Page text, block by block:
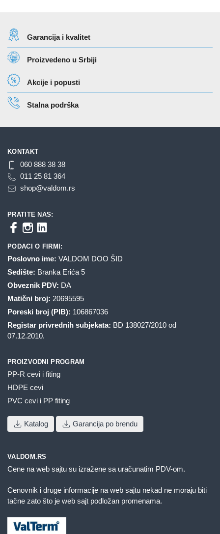
varijanti.
Opcije
mogu
biti
izabrane
na
stranici
proizvoda.
Garancija i kvalitet
Proizvedeno u Srbiji
Akcije i popusti
Stalna podrška
KONTAKT
060 888 38 38
011 25 81 364
shop@valdom.rs
PRATITE NAS:
PODACI O FIRMI:
Poslovno ime: VALDOM DOO ŠID
Sedište: Branka Erića 5
Obveznik PDV: DA
Matični broj: 20695595
Poreski broj (PIB): 106867036
Registar privrednih subjekata: BD 138027/2010 od
07.12.2010.
PROIZVODNI PROGRAM
PP-R cevi i fiting
HDPE cevi
PVC cevi i PP fiting
Katalog Garancija po brendu
VALDOM.RS
Cene na web sajtu su izražene sa uračunatim PDV-om.
Cenovnik i druge informacije na web sajtu nekad ne moraju biti
tačne zato što je web sajt podložan promenama.